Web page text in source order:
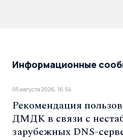
Информационные
05 августа 2026, 16:54
Рекомендация
ДМДК в связи с
зарубежных DNS-